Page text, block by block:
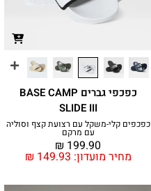
כפכפי גברים BASE CAMP
SLIDE III
כפכפים קלי-משקל עם רצועת קצף וסוליה
עם מרקם
מחיר מועדון: ₪ 149.93
₪ 199.90